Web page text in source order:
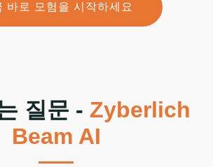
바로 모험을 시작하세요
질문 - Zyberlich
Beam AI